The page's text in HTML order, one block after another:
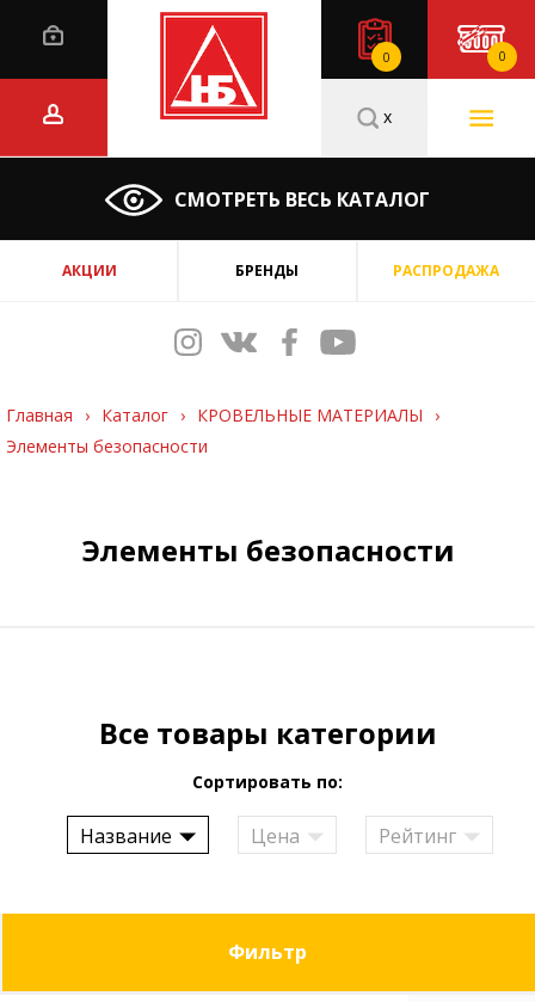
0 0
СМОТРЕТЬ ВЕСЬ КАТАЛОГ
x
АКЦИИ БРЕНДЫ РАСПРОДАЖА
Главная › Каталог › КРОВЕЛЬНЫЕ МАТЕРИАЛЫ
›
Элементы безопасности
Элементы безопасности
Все товары категории
Сортировать по:
Название Цена Рейтинг
Фильтр